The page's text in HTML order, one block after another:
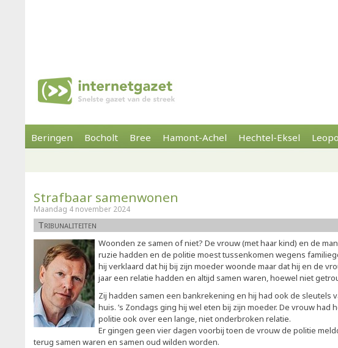
Beringen Bocholt Bree Hamont-Achel Hechtel-Eksel
Strafbaar samenwonen
Maandag 4 november 2024
Tribunaliteiten
Woonden ze samen of niet? De vrouw (met haar kind) en de
ruzie hadden en de politie moest tussenkomen wegens
hij verklaard dat hij bij zijn moeder woonde maar dat hij en de
jaar een relatie hadden en altijd samen waren, hoewel niet
Zij hadden samen een bankrekening en hij had ook de sleutels
huis. ’s Zondags ging hij wel eten bij zijn moeder. De vrouw had
politie ook over een lange, niet onderbroken relatie.
Er gingen geen vier dagen voorbij toen de vrouw de politie
terug samen waren en samen oud wilden worden.